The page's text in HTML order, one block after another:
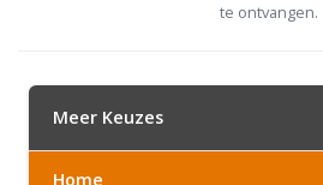
te ontvangen.
Meer Keuzes
Home